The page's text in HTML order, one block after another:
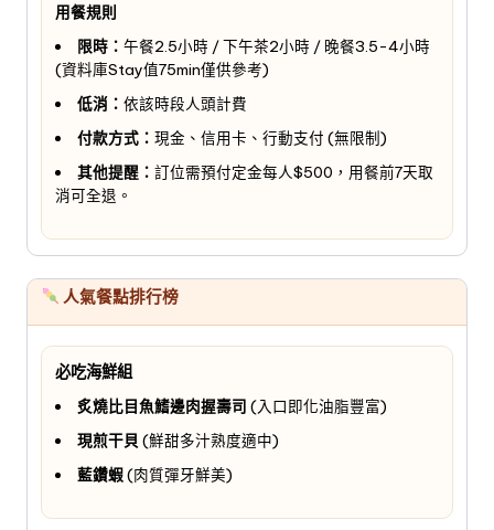
用餐規則
限時： 午餐2.5小時 / 下午茶2小時 / 晚餐3.5-4小時
(資料庫Stay值75min僅供參考)
低消： 依該時段人頭計費
付款方式： 現金、信用卡、行動支付 (無限制)
其他提醒： 訂位需預付定金每人$500，用餐前7天取
消可全退。
人氣餐點排行榜
必吃海鮮組
炙燒比目魚鰭邊肉握壽司 (入口即化油脂豐富)
現煎干貝 (鮮甜多汁熟度適中)
藍鑽蝦(肉質彈牙鮮美)